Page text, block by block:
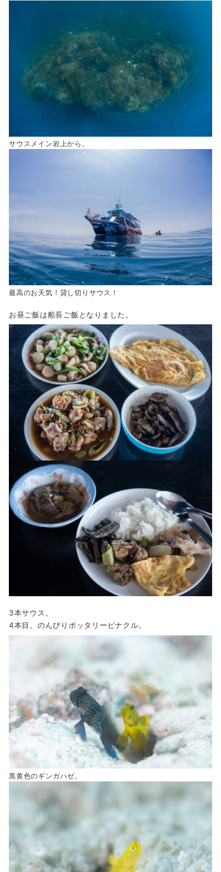
サウスメイン岩上から。
最高のお天気！貸し切りサウス！
お昼ご飯は船長ご飯となりました。
3本サウス。
4本目。のんびりポッタリーピナクル。
黒黄色のギンガハゼ。